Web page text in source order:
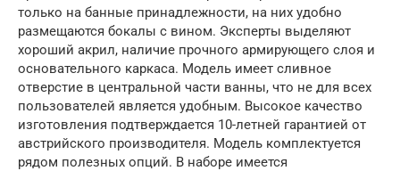
только на банные принадлежности, на них удобно
размещаются бокалы с вином. Эксперты выделяют
хороший акрил, наличие прочного армирующего слоя и
основательного каркаса. Модель имеет сливное
отверстие в центральной части ванны, что не для всех
пользователей является удобным. Высокое качество
изготовления подтверждается 10-летней гарантией от
австрийского производителя. Модель комплектуется
рядом полезных опций. В наборе имеется